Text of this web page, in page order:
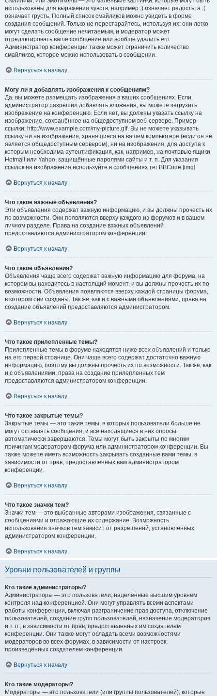
использованы для выражения чувств, например :) означает радость, а :(
означает грусть. Полный список смайликов можно увидеть в форме
создания сообщений. Только не перестарайтесь, используя их: они легко
могут сделать сообщение нечитаемым, и модератор может
отредактировать ваше сообщение или вообще удалить его.
Администратор конференции также может ограничить количество
смайликов, которое можно использовать в сообщении.
Вернуться к началу
Могу ли я добавлять изображения к сообщениям?
Да, вы можете размещать изображения в ваших сообщениях. Если
администратор разрешил добавлять вложения, вы можете загрузить
изображение на конференцию. Если нет, вы должны указать ссылку на
изображение, сохранённое на общедоступном веб-сервере. Пример
ссылки: http://www.example.com/my-picture.gif. Вы не можете указывать
ссылку ни на изображения, хранящиеся на вашем компьютере (если он не
является общедоступным сервером), ни на изображения, для доступа к
которым необходима аутентификация, как, например, на почтовые ящики
Hotmail или Yahoo, защищённые паролями сайты и т. п. Для указания
ссылок на изображения используйте в сообщениях тег BBCode [img].
Вернуться к началу
Что такое важные объявления?
Эти объявления содержат важную информацию, и вы должны прочесть их
по возможности. Они появляются вверху каждого из форумов и в вашем
личном разделе. Права на создание важных объявлений
предоставляются администратором конференции.
Вернуться к началу
Что такое объявления?
Объявления чаще всего содержат важную информацию для форума, на
котором вы находитесь в настоящий момент, и вы должны прочесть их по
возможности. Объявления появляются вверху каждой страницы форума,
в котором они созданы. Так же, как и с важными объявлениями, права на
создание объявлений предоставляются администратором.
Вернуться к началу
Что такое прилепленные темы?
Прилепленные темы в форуме находятся ниже всех объявлений и только
на его первой странице. Они чаще всего содержат достаточно важную
информацию, поэтому вы должны прочесть их по возможности. Так же, как
и с объявлениями, права на создание прилепленных тем
предоставляются администратором конференции.
Вернуться к началу
Что такое закрытые темы?
Закрытые темы — это такие темы, в которых пользователи больше не
могут оставлять сообщения, и все находящиеся в них опросы
автоматически завершаются. Темы могут быть закрыты по многим
причинам модератором форума или администратором конференции. Вы
также можете иметь возможность закрывать созданные вами темы, в
зависимости от прав, предоставленных вам администратором
конференции.
Вернуться к началу
Что такое значки тем?
Значки тем — это выбранные авторами изображения, связанные с
сообщениями и отражающие их содержание. Возможность
использования значков тем зависит от разрешений, установленных
администратором конференции.
Вернуться к началу
Уровни пользователей и группы
Кто такие администраторы?
Администраторы — это пользователи, наделённые высшим уровнем
контроля над конференцией. Они могут управлять всеми аспектами
работы конференции, включая разграничение прав доступа, отключение
пользователей, создание групп пользователей, назначение модераторов
и т. п., в зависимости от прав, предоставленных им создателем
конференции. Они также могут обладать всеми возможностями
модераторов во всех форумах, в зависимости от настроек,
произведённых создателем конференции.
Вернуться к началу
Кто такие модераторы?
Модераторы — это пользователи (или группы пользователей), которые